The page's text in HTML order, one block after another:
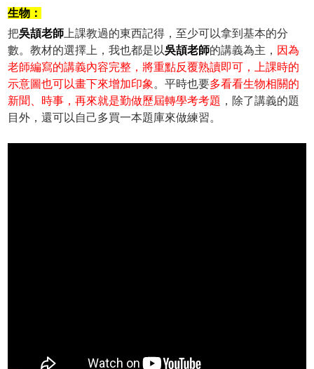
生物：
把吳頡老師上課教過的東西記得，至少可以拿到基本的分
數。教材的選擇上，我也都是以吳頡老師的講義為主， 因為
老師編寫的講義內容完整，將重點反覆熟讀即可，上課時的
示意圖也可以畫下來增加印象。平時也要多看看生物相關的
新聞、時事，再來就是勤做歷屆轉學考考題 ，除了講義的題
目外，還可以自己多買一本題庫來做練習。